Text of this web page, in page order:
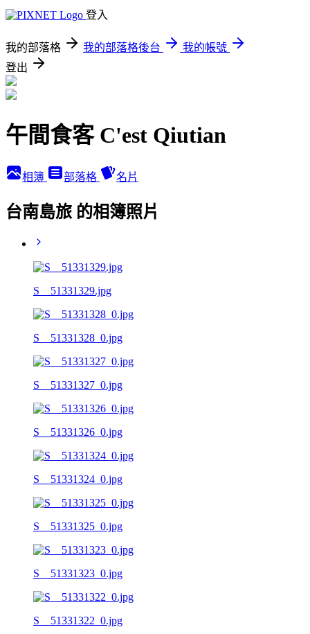
登入
我的部落格 我的部落格後台
我的帳號
登出
午間食客 C'est Qiutian
相簿 部落格 名片
台南島旅 的相簿照片
S__51331329.jpg
S__51331328_0.jpg
S__51331327_0.jpg
S__51331326_0.jpg
S__51331324_0.jpg
S__51331325_0.jpg
S__51331323_0.jpg
S__51331322_0.jpg